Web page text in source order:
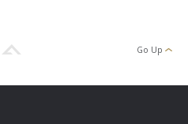
Go Up